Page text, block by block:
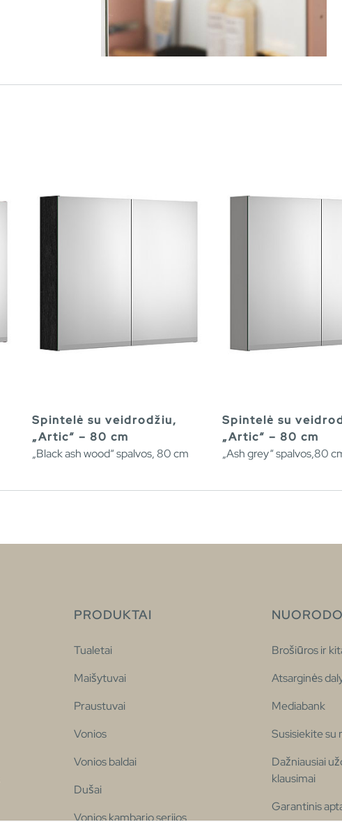
Spintelė su veidrodžiu,
„Artic“ – 80 cm
„Black ash wood“ spalvos, 80 cm
Spintelė su
„Artic“ – 80 cm
„Ash grey“ spalvos,80
PRODUKTAI
Tualetai
Maišytuvai
Praustuvai
Vonios
Vonios baldai
Dušai
Vonios kambario serijos
Brošiūros ir
Atsarginės
Mediabank
Susisiekite su
Dažniausiai
klausimai
Garantinis